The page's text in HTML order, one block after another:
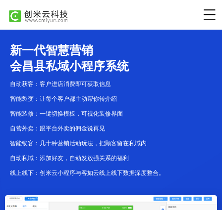
新一代智慧营销
会昌县私域小程序系统
自动获客：客户进店消费即可获取信息
智能裂变：让每个客户都主动帮你转介绍
智能装修：一键切换模板，可视化装修界面
自营外卖：跟平台外卖的佣金说再见
智能锁客：几十种营销活动玩法，把顾客留在私域内
自动私域：添加好友，自动发放强关系的福利
线上线下：创米云小程序与客如云线上线下数据深度整合。